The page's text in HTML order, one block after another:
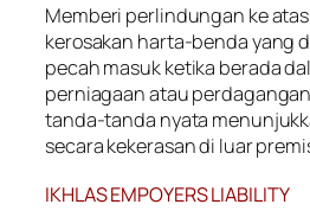
Memberi perlindungan ke
kerosakan harta-benda yang
pecah masuk ketika berada
perniagaan atau
tanda-tanda nyata
secara kekerasan di luar
IKHLAS EMPOYERS LIABILITY